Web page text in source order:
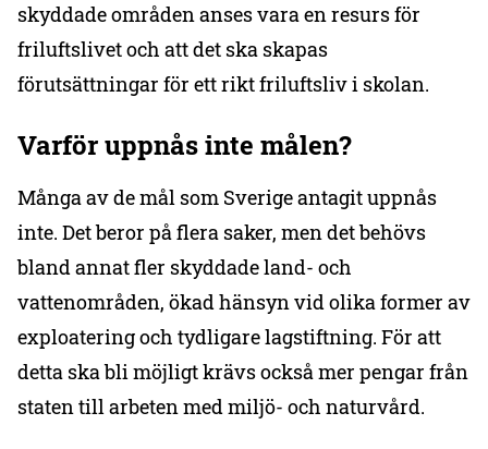
skyddade områden anses vara en resurs för
friluftslivet och att det ska skapas
förutsättningar för ett rikt friluftsliv i skolan.
Varför uppnås inte målen?
Många av de mål som Sverige antagit uppnås
inte. Det beror på flera saker, men det behövs
bland annat fler skyddade land- och
vattenområden, ökad hänsyn vid olika former av
exploatering och tydligare lagstiftning. För att
detta ska bli möjligt krävs också mer pengar från
staten till arbeten med miljö- och naturvård.